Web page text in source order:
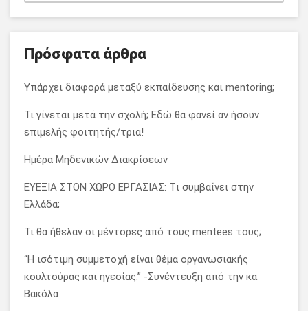
Πρόσφατα άρθρα
Υπάρχει διαφορά μεταξύ εκπαίδευσης και mentoring;
Τι γίνεται μετά την σχολή; Εδώ θα φανεί αν ήσουν
επιμελής φοιτητής/τρια!
Ημέρα Μηδενικών Διακρίσεων
ΕΥΕΞΙΑ ΣΤΟΝ ΧΩΡΟ ΕΡΓΑΣΙΑΣ: Tι συμβαίνει στην
Ελλάδα;
Τι θα ήθελαν οι μέντορες από τους mentees τους;
“Η ισότιμη συμμετοχή είναι θέμα οργανωσιακής
κουλτούρας και ηγεσίας.” -Συνέντευξη από την κα.
Βακόλα